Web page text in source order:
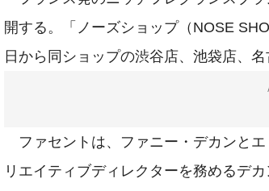
開する。「ノーズショップ（NOSE
日から同ショップの渋谷店、池袋店、
ファセントは、ファニー・デカンと
リエイティブディレクターを務めるデ